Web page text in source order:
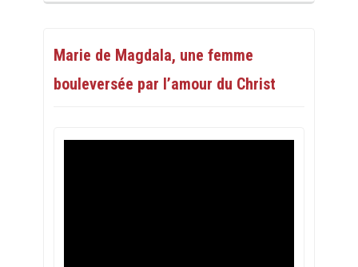
Marie de Magdala, une femme
bouleversée par l’amour du Christ